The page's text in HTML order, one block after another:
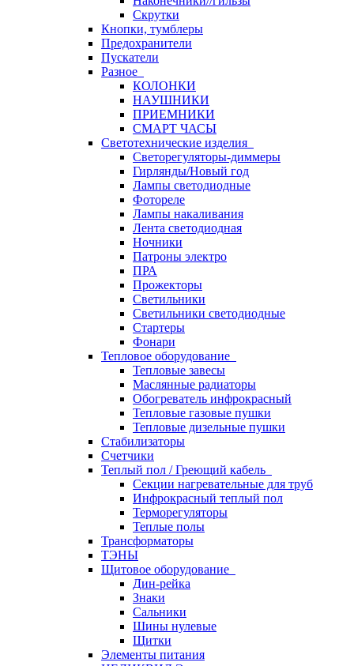
Скрутки
Кнопки, тумблеры
Предохранители
Пускатели
Разное
КОЛОНКИ
НАУШНИКИ
ПРИЕМНИКИ
СМАРТ ЧАСЫ
Светотехнические изделия
Светорегуляторы-диммеры
Гирлянды/Новый год
Лампы светодиодные
Фотореле
Лампы накаливания
Лента светодиодная
Ночники
Патроны электро
ПРА
Прожекторы
Светильники
Светильники светодиодные
Стартеры
Фонари
Тепловое оборудование
Тепловые завесы
Маслянные радиаторы
Обогреватель инфрокрасный
Тепловые газовые пушки
Тепловые дизельные пушки
Стабилизаторы
Счетчики
Теплый пол / Греющий кабель
Секции нагревательные для труб
Инфрокрасный теплый пол
Терморегуляторы
Теплые полы
Трансформаторы
ТЭНЫ
Щитовое оборудование
Дин-рейка
Знаки
Сальники
Шины нулевые
Щитки
Элементы питания